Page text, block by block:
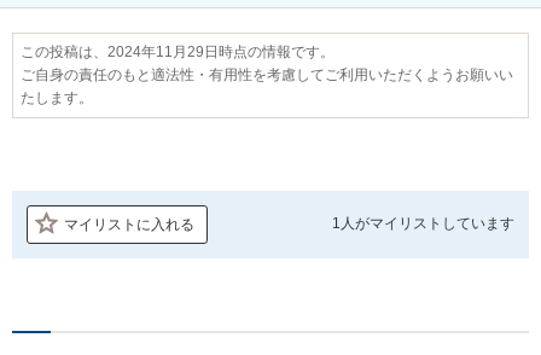
この投稿は、2024年11月29日時点の情報です。
ご自身の責任のもと適法性・有用性を考慮してご利用いただくようお願いい
たします。
マイリストに入れる 1人がマイリストしています